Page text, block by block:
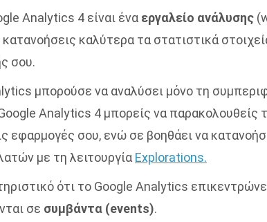
Analytics 4 είναι ένα εργαλείο ανάλυσης
καλύτερα τα στατιστικά
σου.
μπορούσε να αναλύσει μόνο τη
Analytics 4 μπορείς να παρακολουθείς
εφαρμογές σου, ενώ σε βοηθάει να
με τη λειτουργία Explorations.
ότι το Google Analytics
σε συμβάντα (events).